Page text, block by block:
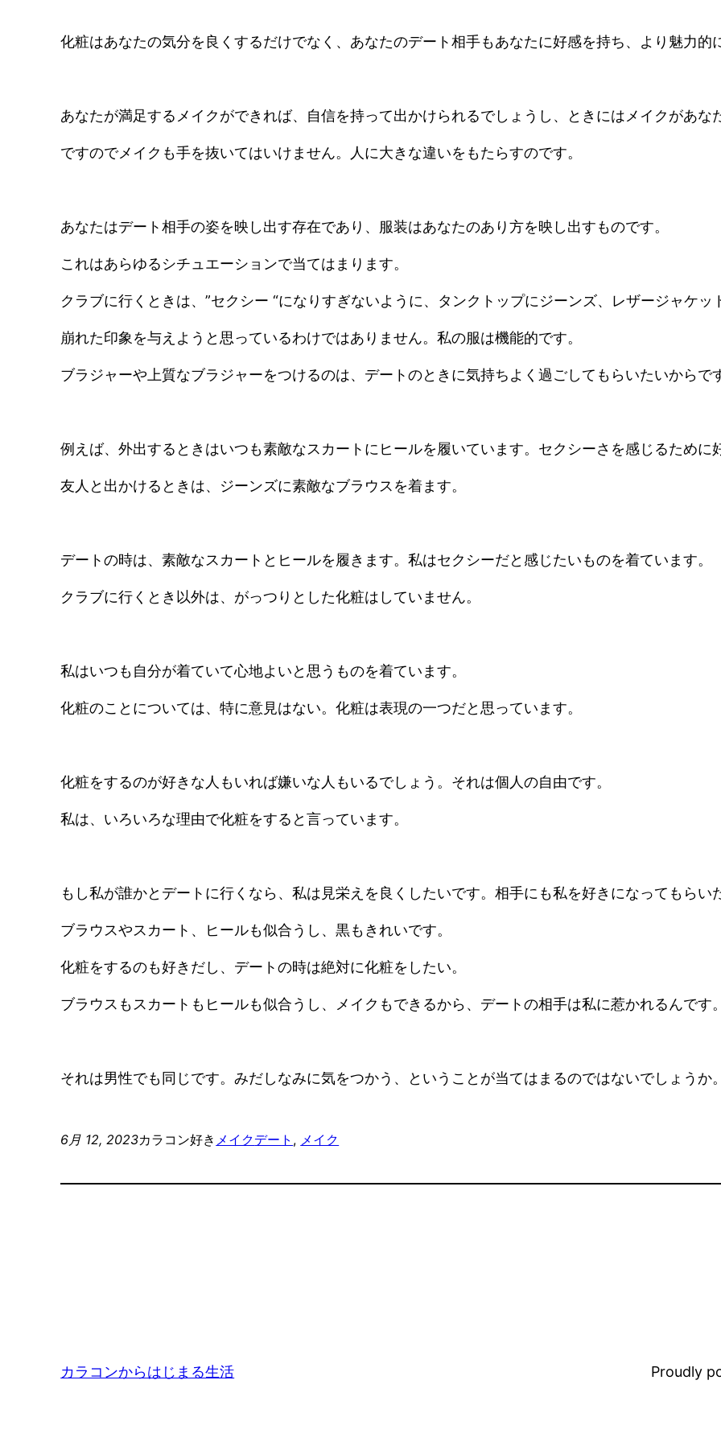
化粧はあなたの気分を良くするだけでなく、あなたのデート相手もあなたに好感を持ち、より魅力的
あなたが満足するメイクができれば、自信を持って出かけられるでしょうし、ときにはメイクがあな
ですのでメイクも手を抜いてはいけません。人に大きな違いをもたらすのです。
あなたはデート相手の姿を映し出す存在であり、服装はあなたのあり方を映し出すものです。
これはあらゆるシチュエーションで当てはまります。
クラブに行くときは、”セクシー “になりすぎないように、タンクトップにジーンズ、レザージャケッ
崩れた印象を与えようと思っているわけではありません。私の服は機能的です。
ブラジャーや上質なブラジャーをつけるのは、デートのときに気持ちよく過ごしてもらいたいからで
例えば、外出するときはいつも素敵なスカートにヒールを履いています。セクシーさを感じるために
友人と出かけるときは、ジーンズに素敵なブラウスを着ます。
デートの時は、素敵なスカートとヒールを履きます。私はセクシーだと感じたいものを着ています。
クラブに行くとき以外は、がっつりとした化粧はしていません。
私はいつも自分が着ていて心地よいと思うものを着ています。
化粧のことについては、特に意見はない。化粧は表現の一つだと思っています。
化粧をするのが好きな人もいれば嫌いな人もいるでしょう。それは個人の自由です。
私は、いろいろな理由で化粧をすると言っています。
もし私が誰かとデートに行くなら、私は見栄えを良くしたいです。相手にも私を好きになってもらい
ブラウスやスカート、ヒールも似合うし、黒もきれいです。
化粧をするのも好きだし、デートの時は絶対に化粧をしたい。
ブラウスもスカートもヒールも似合うし、メイクもできるから、デートの相手は私に惹かれるんです。
それは男性でも同じです。みだしなみに気をつかう、ということが当てはまるのではないでしょうか。
6月 12, 2023カラコン好き メイクデート , メイク
カラコンからはじまる生活 Proudly